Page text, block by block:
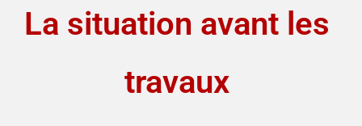
La situation avant les
travaux